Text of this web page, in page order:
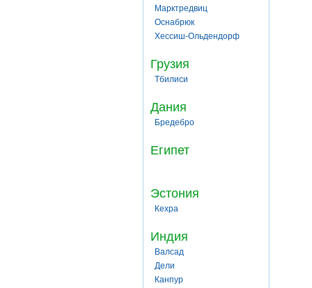
Марктредвиц
Оснабрюк
Хессиш-Ольдендорф
Грузия
Тбилиси
Дания
Бредебро
Египет
Эстония
Кехра
Индия
Валсад
Дели
Канпур